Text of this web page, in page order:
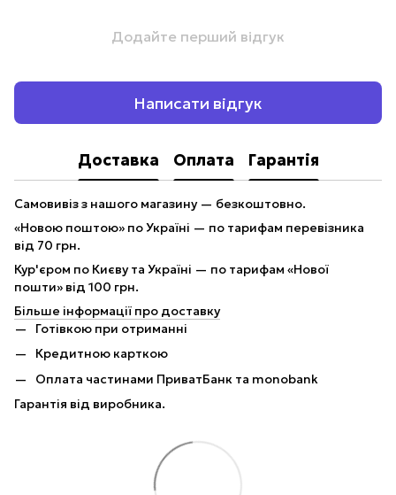
Додайте перший відгук
Написати відгук
Доставка Оплата Гарантія
Самовивіз з нашого магазину — безкоштовно.
«Новою поштою» по Україні — по тарифам перевізника
від 70 грн.
Кур'єром по Києву та Україні — по тарифам «Нової
пошти» від 100 грн.
Більше інформації про доставку
Готівкою при отриманні
Кредитною карткою
Оплата частинами ПриватБанк та monobank
Гарантія від виробника.